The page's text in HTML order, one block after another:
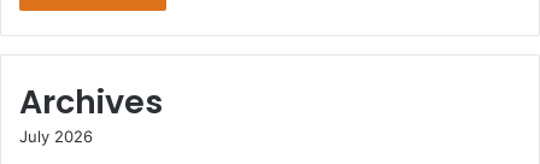
Archives
July 2026